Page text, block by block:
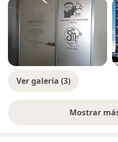
Ver galería (3)
Mostrar